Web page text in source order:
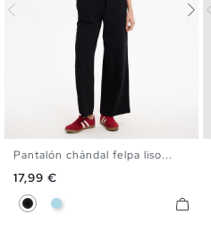
Pantalón chándal felpa liso...
Precio
17,99 €
NegroAzul Claro